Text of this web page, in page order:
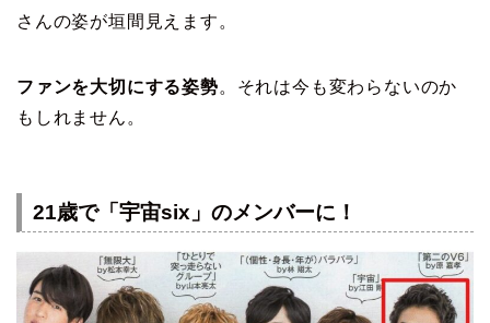
さんの姿が垣間見えます。
ファンを大切にする姿勢。それは今も変わらないのか
もしれません。
21歳で「宇宙six」のメンバーに！